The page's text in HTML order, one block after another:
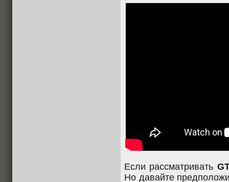
Если рассматривать
Но давайте